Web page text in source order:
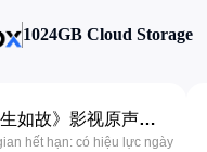
1024GB Cloud Storage
《周生如故》影视原声带 [272523097] [2021]
hết hạn: có hiệu lực ngày